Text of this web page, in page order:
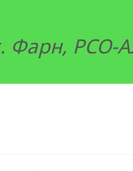
Фарн, РСО-